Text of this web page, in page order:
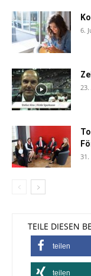
6.
TEILE DIESEN
teilen
teilen